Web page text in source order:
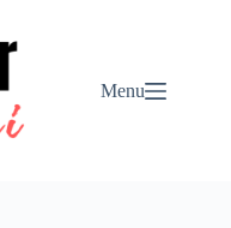
Menu